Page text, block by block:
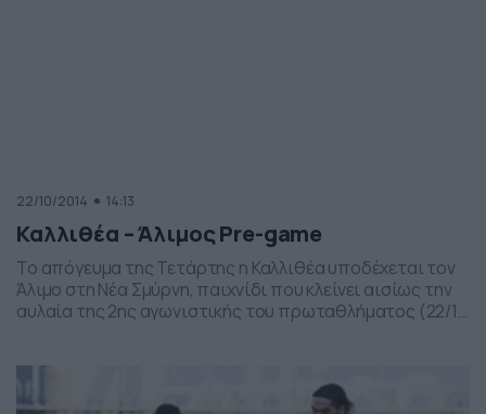
22/10/2014 14:13
Καλλιθέα – Άλιμος Pre-game
Το απόγευμα της Τετάρτης η Καλλιθέα υποδέχεται τον
Άλιμο στη Νέα Σμύρνη, παιχνίδι που κλείνει αισίως την
αυλαία της 2ης αγωνιστικής του πρωταθλήματος (22/10
ψάξουν την πρώτη τους νίκη τη φετινή […]